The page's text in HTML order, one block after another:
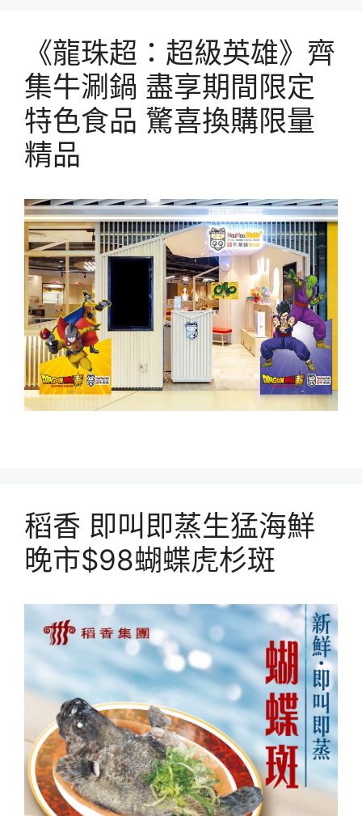
《龍珠超：超級英雄》齊
集牛涮鍋 盡享期間限定
特色食品 驚喜換購限量
精品
稻香 即叫即蒸生猛海鮮
晚市$98蝴蝶虎杉斑